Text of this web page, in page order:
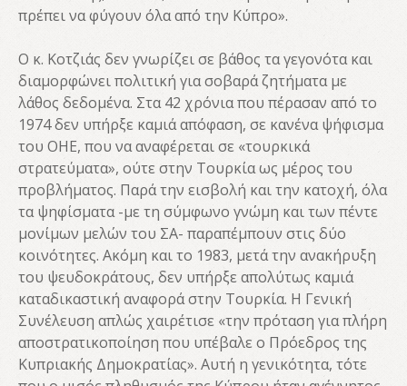
πρέπει να φύγουν όλα από την Κύπρο».
Ο κ. Κοτζιάς δεν γνωρίζει σε βάθος τα γεγονότα και
διαμορφώνει πολιτική για σοβαρά ζητήματα με
λάθος δεδομένα. Στα 42 χρόνια που πέρασαν από το
1974 δεν υπήρξε καμιά απόφαση, σε κανένα ψήφισμα
του ΟΗΕ, που να αναφέρεται σε «τουρκικά
στρατεύματα», ούτε στην Τουρκία ως μέρος του
προβλήματος. Παρά την εισβολή και την κατοχή, όλα
τα ψηφίσματα -με τη σύμφωνο γνώμη και των πέντε
μονίμων μελών του ΣΑ- παραπέμπουν στις δύο
κοινότητες. Ακόμη και το 1983, μετά την ανακήρυξη
του ψευδοκράτους, δεν υπήρξε απολύτως καμιά
καταδικαστική αναφορά στην Τουρκία. Η Γενική
Συνέλευση απλώς χαιρέτισε «την πρόταση για πλήρη
αποστρατικοποίηση που υπέβαλε ο Πρόεδρος της
Kυπριακής Δημοκρατίας». Αυτή η γενικότητα, τότε